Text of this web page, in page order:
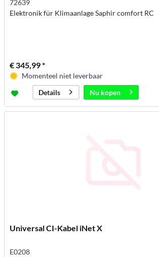
72639
Elektronik für Klimaanlage Saphir comfort RC
€ 345,99 *
Momenteel niet leverbaar
Details
Nu kopen
Universal CI-Kabel iNet X
E0208